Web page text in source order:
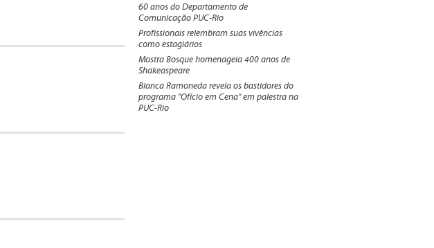
60 anos do Departamento de
Comunicação PUC-Rio
Profissionais relembram suas vivências
como estagiários
Mostra Bosque homenageia 400 anos de
Shakeaspeare
Bianca Ramoneda revela os bastidores do
programa "Ofício em Cena" em palestra na
PUC-Rio